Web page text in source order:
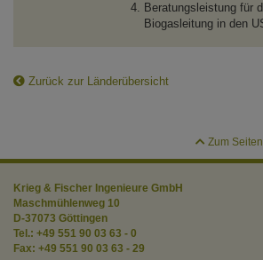
Beratungsleistung für
Biogasleitung in den
Zurück zur Länderübersicht
Zum
Krieg & Fischer Ingenieure GmbH
Maschmühlenweg 10
D-37073 Göttingen
Tel.: +49 551 90 03 63 - 0
Fax: +49 551 90 03 63 - 29